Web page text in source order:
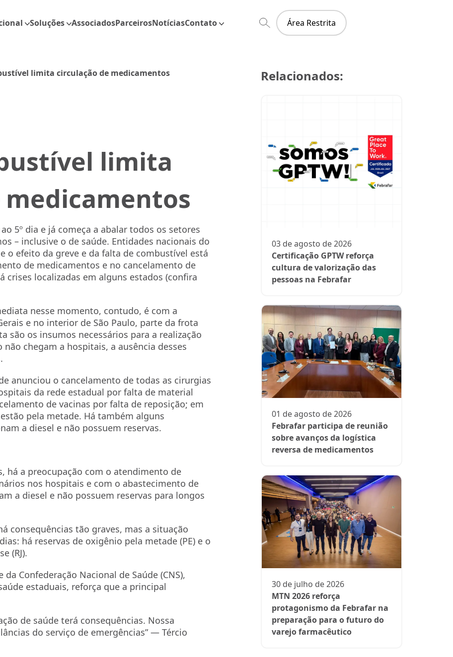
Soluções AssociadosParceirosNotíciasContato Área Restrita
limita circulação de medicamentos
limita
5º dia e já começa a abalar todos os setores
– inclusive o de saúde. Entidades nacionais do
o efeito da greve e da falta de combustível está
de medicamentos e no cancelamento de
crises localizadas em alguns estados (confira
nesse momento, contudo, é com a
e no interior de São Paulo, parte da frota
são os insumos necessários para a realização
chegam a hospitais, a ausência desses
anunciou o cancelamento de todas as cirurgias
da rede estadual por falta de material
de vacinas por falta de reposição; em
pela metade. Há também alguns
a diesel e não possuem reservas.
há a preocupação com o atendimento de
nos hospitais e com o abastecimento de
a diesel e não possuem reservas para longos
consequências tão graves, mas a situação
há reservas de oxigênio pela metade (PE) e o
(RJ).
Confederação Nacional de Saúde (CNS),
estaduais, reforça que a principal
de saúde terá consequências. Nossa
do serviço de emergências” — Tércio
Relacionados:
03 de agosto de 2026
Certificação GPTW reforça
cultura de valorização das
pessoas na Febrafar
01 de agosto de 2026
Febrafar participa de reunião
sobre avanços da logística
reversa de medicamentos
30 de julho de 2026
MTN 2026 reforça
protagonismo da Febrafar na
preparação para o futuro do
varejo farmacêutico